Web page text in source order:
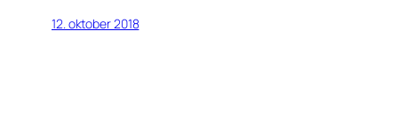
12. oktober 2018